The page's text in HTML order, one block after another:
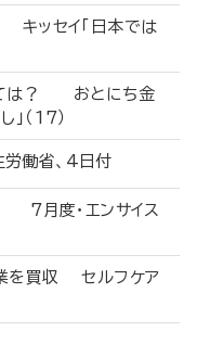
キッセイ「日本では
ては？ おとにち金
（17）
働省、4日付
7月度・エンサイス
業を買収 セルフケア